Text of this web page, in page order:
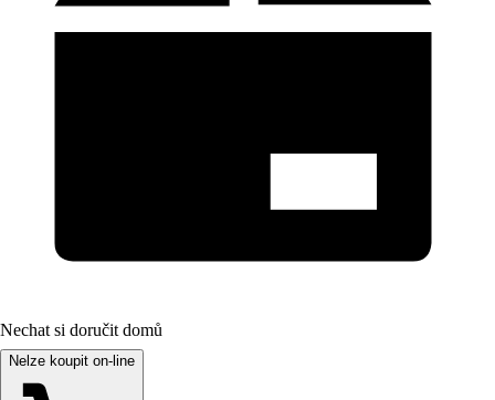
Nechat si doručit domů
Nelze koupit on-line